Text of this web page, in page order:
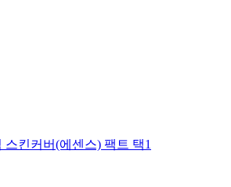
스킨커버(에센스) 팩트 택1